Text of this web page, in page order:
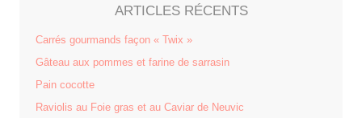
ARTICLES RÉCENTS
Carrés gourmands façon « Twix »
Gâteau aux pommes et farine de sarrasin
Pain cocotte
Raviolis au Foie gras et au Caviar de Neuvic